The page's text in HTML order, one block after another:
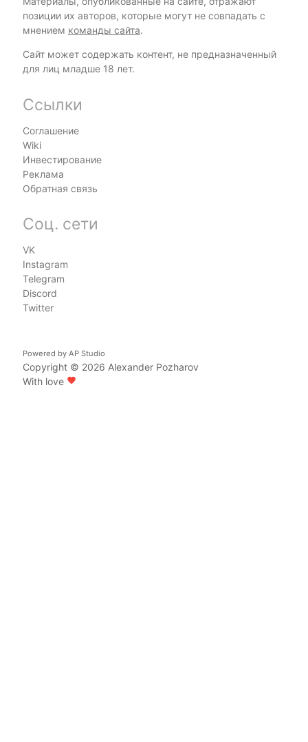
позиции их авторов, которые могут не совпадать с
мнением команды сайта.
Сайт может содержать контент, не предназначенный
для лиц младше 18 лет.
Ссылки
Соглашение
Wiki
Инвестирование
Реклама
Обратная связь
Соц. сети
VK
Instagram
Telegram
Discord
Twitter
Powered by AP Studio
Copyright © 2026 Alexander Pozharov
With love favorite